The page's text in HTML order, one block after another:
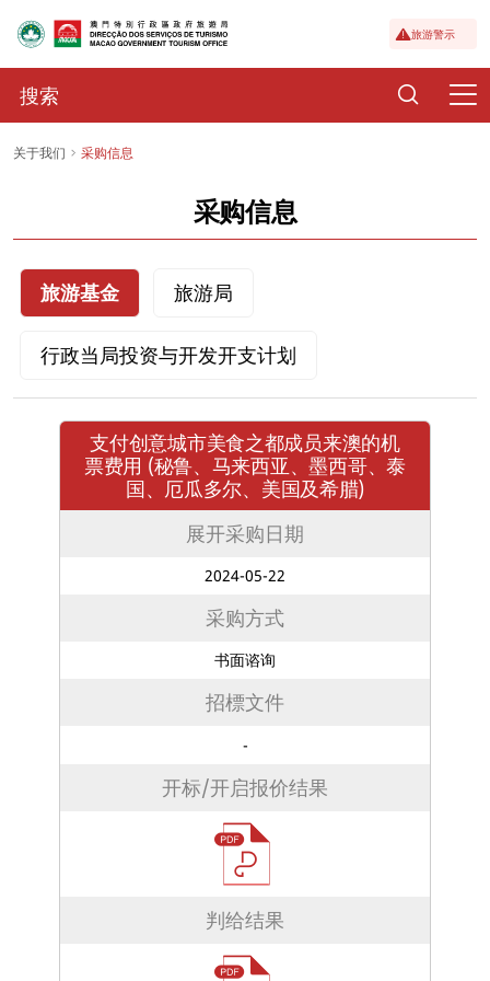
旅游警示
关于我们 采购信息
采购信息
旅游基金 旅游局
行政当局投资与开发开支计划
支付创意城市美食之都成员来澳的机
票费用 (秘鲁、马来西亚、墨西哥、泰
国、厄瓜多尔、美国及希腊)
展开采购日期
2024-05-22
采购方式
书面谘询
招標文件
-
开标/开启报价结果
判给结果